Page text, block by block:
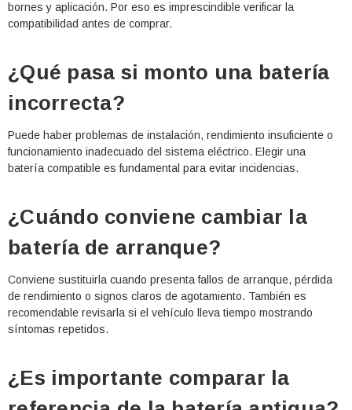
bornes y aplicación. Por eso es imprescindible verificar la
compatibilidad antes de comprar.
¿Qué pasa si monto una batería
incorrecta?
Puede haber problemas de instalación, rendimiento insuficiente o
funcionamiento inadecuado del sistema eléctrico. Elegir una
batería compatible es fundamental para evitar incidencias.
¿Cuándo conviene cambiar la
batería de arranque?
Conviene sustituirla cuando presenta fallos de arranque, pérdida
de rendimiento o signos claros de agotamiento. También es
recomendable revisarla si el vehículo lleva tiempo mostrando
síntomas repetidos.
¿Es importante comparar la